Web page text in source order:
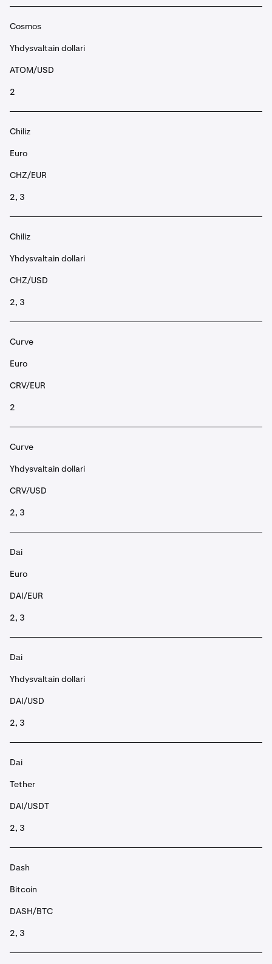
Cosmos
Yhdysvaltain dollari
ATOM/USD
2
Chiliz
Euro
CHZ/EUR
2, 3
Chiliz
Yhdysvaltain dollari
CHZ/USD
2, 3
Curve
Euro
CRV/EUR
2
Curve
Yhdysvaltain dollari
CRV/USD
2, 3
Dai
Euro
DAI/EUR
2, 3
Dai
Yhdysvaltain dollari
DAI/USD
2, 3
Dai
Tether
DAI/USDT
2, 3
Dash
Bitcoin
DASH/BTC
2, 3